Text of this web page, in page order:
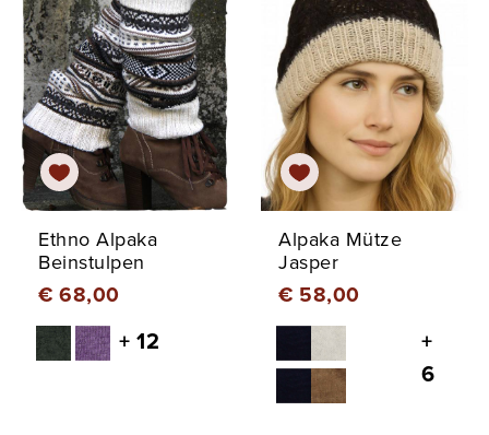
Ethno Alpaka
Beinstulpen
€ 68,00
+ 12
Alpaka Mütze
Jasper
€ 58,00
+
6